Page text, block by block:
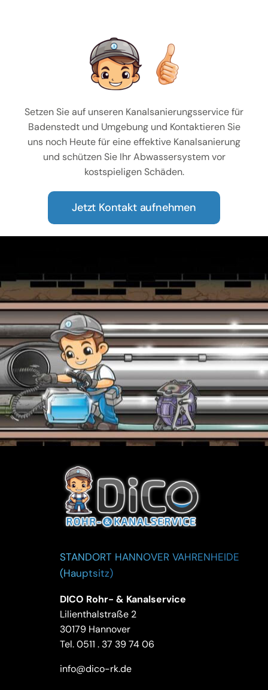
Setzen Sie auf unseren Kanalsanierungsservice für
Badenstedt und Umgebung und Kontaktieren Sie
uns noch Heute für eine effektive Kanalsanierung
und schützen Sie Ihr Abwassersystem vor
kostspieligen Schäden.
Jetzt Kontakt aufnehmen
STANDORT HANNOVER VAHRENHEIDE
(Hauptsitz)
DICO Rohr- & Kanalservice
Lilienthalstraße 2
30179 Hannover
Tel.0511 . 37 39 74 06
info@dico-rk.de